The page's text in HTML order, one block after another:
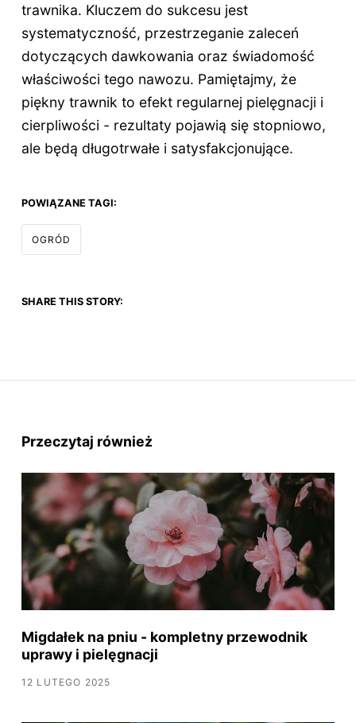
trawnika. Kluczem do sukcesu jest
systematyczność, przestrzeganie zaleceń
dotyczących dawkowania oraz świadomość
właściwości tego nawozu. Pamiętajmy, że
piękny trawnik to efekt regularnej pielęgnacji i
cierpliwości - rezultaty pojawią się stopniowo,
ale będą długotrwałe i satysfakcjonujące.
POWIĄZANE TAGI:
OGRÓD
SHARE THIS STORY:
Przeczytaj również
Migdałek na pniu - kompletny przewodnik
uprawy i pielęgnacji
12 LUTEGO 2025